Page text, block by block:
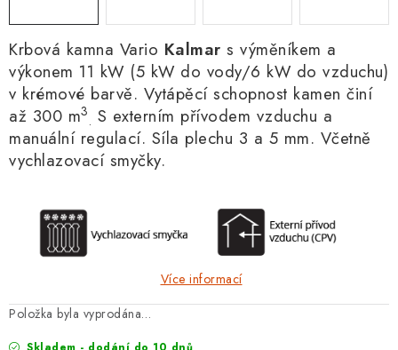
Krbová kamna Vario Kalmar s výměníkem a
výkonem 11 kW (5 kW do vody/6 kW do vzduchu)
v krémové barvě. Vytápěcí schopnost kamen činí
až 300 m3
. S externím přívodem vzduchu a
manuální regulací. Síla plechu 3 a 5 mm. Včetně
vychlazovací smyčky.
Více informací
Položka byla vyprodána…